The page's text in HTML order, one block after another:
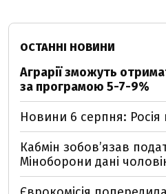
ОСТАННІ НОВИНИ
Аграрії зможуть
за програмою 5-7-9%
Новини 6 серпня: Росія
Кабмін зобовʼязав
Міноборони дані